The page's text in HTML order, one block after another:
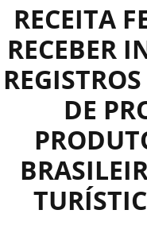
RECEITA
RECEBER
DE